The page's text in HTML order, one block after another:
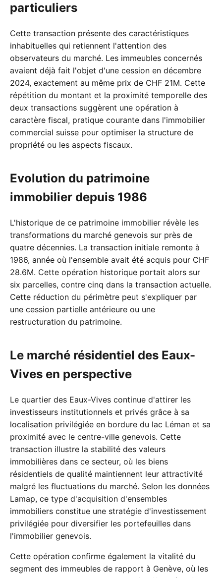
particuliers
Cette transaction présente des caractéristiques
inhabituelles qui retiennent l'attention des
observateurs du marché. Les immeubles concernés
avaient déjà fait l'objet d'une cession en décembre
2024, exactement au même prix de CHF 21M. Cette
répétition du montant et la proximité temporelle des
deux transactions suggèrent une opération à
caractère fiscal, pratique courante dans l'immobilier
commercial suisse pour optimiser la structure de
propriété ou les aspects fiscaux.
Evolution du patrimoine
immobilier depuis 1986
L'historique de ce patrimoine immobilier révèle les
transformations du marché genevois sur près de
quatre décennies. La transaction initiale remonte à
1986, année où l'ensemble avait été acquis pour CHF
28.6M. Cette opération historique portait alors sur
six parcelles, contre cinq dans la transaction actuelle.
Cette réduction du périmètre peut s'expliquer par
une cession partielle antérieure ou une
restructuration du patrimoine.
Le marché résidentiel des Eaux-
Vives en perspective
Le quartier des Eaux-Vives continue d'attirer les
investisseurs institutionnels et privés grâce à sa
localisation privilégiée en bordure du lac Léman et sa
proximité avec le centre-ville genevois. Cette
transaction illustre la stabilité des valeurs
immobilières dans ce secteur, où les biens
résidentiels de qualité maintiennent leur attractivité
malgré les fluctuations du marché. Selon les données
Lamap, ce type d'acquisition d'ensembles
immobiliers constitue une stratégie d'investissement
privilégiée pour diversifier les portefeuilles dans
l'immobilier genevois.
Cette opération confirme également la vitalité du
segment des immeubles de rapport à Genève, où les